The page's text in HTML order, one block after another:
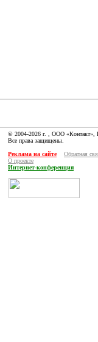
© 2004-2026 г. , ООО «Контакт»,
Все права защищены.
Реклама на сайте
Обратная
О проекте
Интернет-конференция